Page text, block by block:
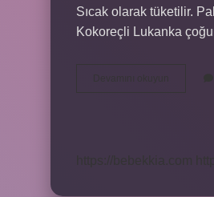
Sıcak olarak tüketilir.
Kokoreçli Lukanka